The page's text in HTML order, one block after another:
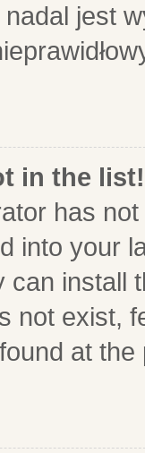
jest
in the list!
has
into your
can install
not exist,
at